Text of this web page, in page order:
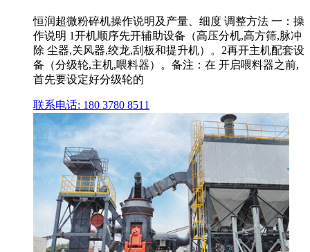
恒润超微粉碎机操作说明及产量、细度 调整方法 一：操
作说明 1开机顺序先开辅助设备（高压分机,高方筛,脉冲
除 尘器,关风器,绞龙,刮板和提升机）。2再开主机配套设
备（分级轮,主机,喂料器）。备注：在 开启喂料器之前,
首先要设定好分级轮的
联系电话: 180 3780 8511